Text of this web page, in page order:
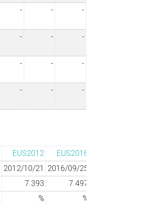
- - -
- - -
- - -
- - -
EUS2012 EUS2016
2012/10/21 2016/09/25
7.393 7.497
% %